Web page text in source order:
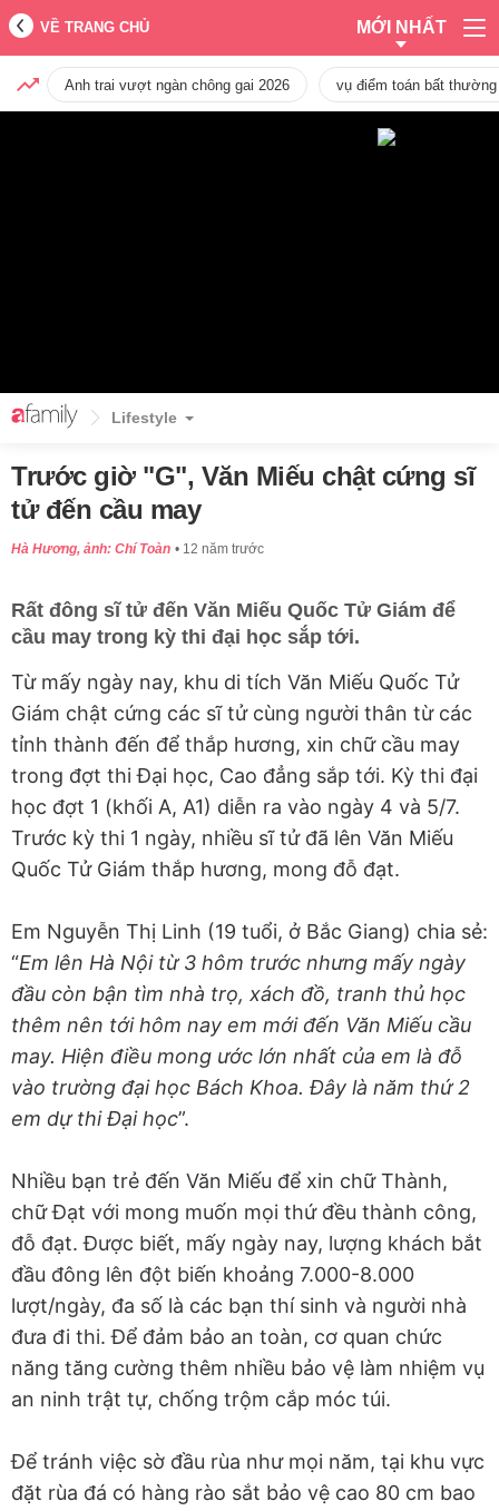
VỀ TRANG CHỦ MỚI NHẤT
Anh trai vượt ngàn chông gai 2026 vụ điểm toán bất
Lifestyle
Trước giờ "G", Văn Miếu chật cứng sĩ
tử đến cầu may
Hà Hương, ảnh: Chí Toàn 12 năm trước
Rất đông sĩ tử đến Văn Miếu Quốc Tử Giám để
cầu may trong kỳ thi đại học sắp tới.
Từ mấy ngày nay, khu di tích Văn Miếu Quốc Tử
Giám chật cứng các sĩ tử cùng người thân từ các
tỉnh thành đến để thắp hương, xin chữ cầu may
trong đợt thi Đại học, Cao đẳng sắp tới. Kỳ thi đại
học đợt 1 (khối A, A1) diễn ra vào ngày 4 và 5/7.
Trước kỳ thi 1 ngày, nhiều sĩ tử đã lên Văn Miếu
Quốc Tử Giám thắp hương, mong đỗ đạt.
Em Nguyễn Thị Linh (19 tuổi, ở Bắc Giang) chia sẻ:
“Em lên Hà Nội từ 3 hôm trước nhưng mấy ngày
đầu còn bận tìm nhà trọ, xách đồ, tranh thủ học
thêm nên tới hôm nay em mới đến Văn Miếu cầu
may. Hiện điều mong ước lớn nhất của em là đỗ
vào trường đại học Bách Khoa. Đây là năm thứ 2
em dự thi Đại học”.
Nhiều bạn trẻ đến Văn Miếu để xin chữ Thành,
chữ Đạt với mong muốn mọi thứ đều thành công,
đỗ đạt. Được biết, mấy ngày nay, lượng khách bắt
đầu đông lên đột biến khoảng 7.000-8.000
lượt/ngày, đa số là các bạn thí sinh và người nhà
đưa đi thi. Để đảm bảo an toàn, cơ quan chức
năng tăng cường thêm nhiều bảo vệ làm nhiệm vụ
an ninh trật tự, chống trộm cắp móc túi.
Để tránh việc sờ đầu rùa như mọi năm, tại khu vực
đặt rùa đá có hàng rào sắt bảo vệ cao 80 cm bao